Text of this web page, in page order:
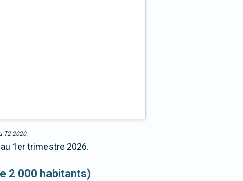
T2 2020.
1er trimestre 2026.
2 000 habitants)